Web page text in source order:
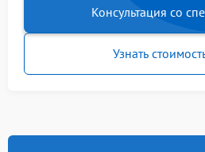
Консультация со
Узнать